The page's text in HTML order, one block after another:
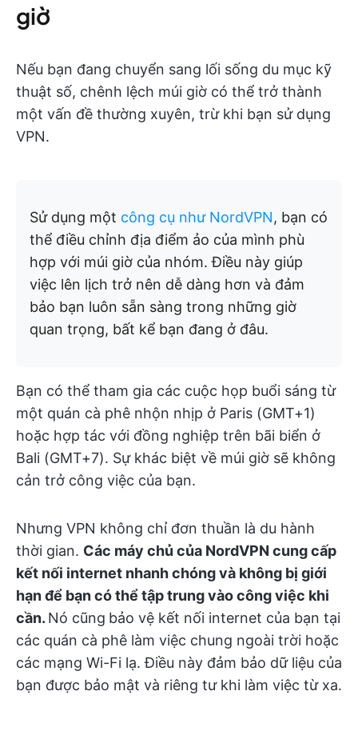
giờ
Nếu bạn đang chuyển sang lối sống du mục kỹ
thuật số, chênh lệch múi giờ có thể trở thành
một vấn đề thường xuyên, trừ khi bạn sử dụng
VPN.
Sử dụng một công cụ như NordVPN, bạn có
thể điều chỉnh địa điểm ảo của mình phù
hợp với múi giờ của nhóm. Điều này giúp
việc lên lịch trở nên dễ dàng hơn và đảm
bảo bạn luôn sẵn sàng trong những giờ
quan trọng, bất kể bạn đang ở đâu.
Bạn có thể tham gia các cuộc họp buổi sáng từ
một quán cà phê nhộn nhịp ở Paris (GMT+1)
hoặc hợp tác với đồng nghiệp trên bãi biển ở
Bali (GMT+7). Sự khác biệt về múi giờ sẽ không
cản trở công việc của bạn.
Nhưng VPN không chỉ đơn thuần là du hành
thời gian. Các máy chủ của NordVPN cung cấp
kết nối internet nhanh chóng và không bị giới
hạn để bạn có thể tập trung vào công việc khi
cần. Nó cũng bảo vệ kết nối internet của bạn tại
các quán cà phê làm việc chung ngoài trời hoặc
các mạng Wi-Fi lạ. Điều này đảm bảo dữ liệu của
bạn được bảo mật và riêng tư khi làm việc từ xa.